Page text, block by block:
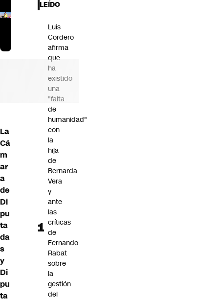
La
Cá
m
ar
a
de
Di
pu
ta
da
s
y
Di
pu
ta
LEÍDO
Luis
Cordero
afirma
que
ha
existido
una
"falta
de
humanidad"
con
la
hija
de
Bernarda
Vera
y
ante
las
críticas
de
Fernando
Rabat
sobre
la
gestión
del